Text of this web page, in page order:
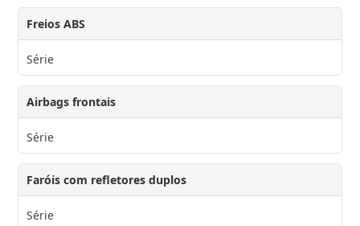
Freios ABS
Série
Airbags frontais
Série
Faróis com refletores duplos
Série